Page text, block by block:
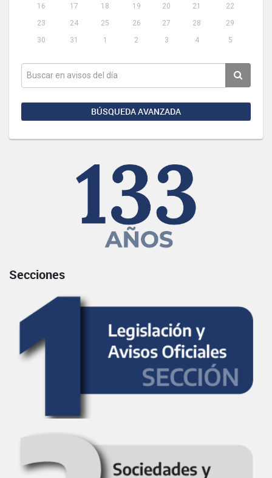
16
17 18 19 20 21
22
23
24 25 26 27 28
29
30
31 1 2 3 4 5
BÚSQUEDA AVANZADA
Secciones